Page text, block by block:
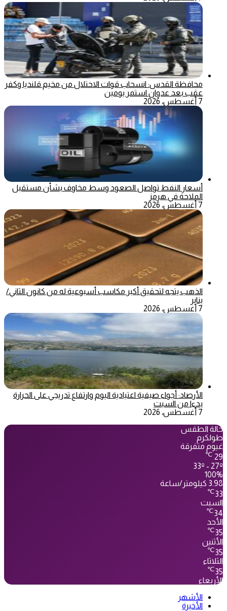
محافظة القدس: انسحاب قوات الاحتلال من مخيم قلنديا وكفر
عقب بعد عدوان استمر يومين
7 أغسطس، 2026
أسعار النفط تواصل الصعود وسط مخاوف بشأن مستقبل
الملاحة في هرمز
7 أغسطس، 2026
الذهب يتجه لتحقيق أكبر مكاسب أسبوعية له من كانون الثاني/
يناير
7 أغسطس، 2026
الأرصاد: أجواء صيفية اعتيادية اليوم وارتفاع تدريجي على الحرارة
بدءا من السبت
7 أغسطس، 2026
حالة الطقس
طولكرم
غيوم متفرقة
29
℃
33º - 27º
100%
3.98 كيلومتر/ساعة
33
℃
السبت
34
℃
الأحد
35
℃
الأثنين
35
℃
الثلاثاء
35
℃
الأربعاء
الأشهر
الأخيرة